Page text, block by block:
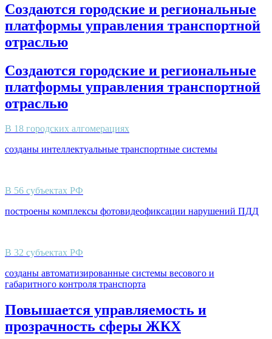
Создаются городские и региональные
платформы управления транспортной
отраслью
Создаются городские и региональные
платформы управления транспортной
отраслью
В 18 городских алгомерациях
созданы интеллектуальные транспортные системы
В 56 субъектах РФ
построены комплексы фотовидеофиксации нарушений ПДД
В 32 субъектах РФ
созданы автоматизированные системы весового и
габаритного контроля транспорта
Повышается управляемость и
прозрачность сферы ЖКХ